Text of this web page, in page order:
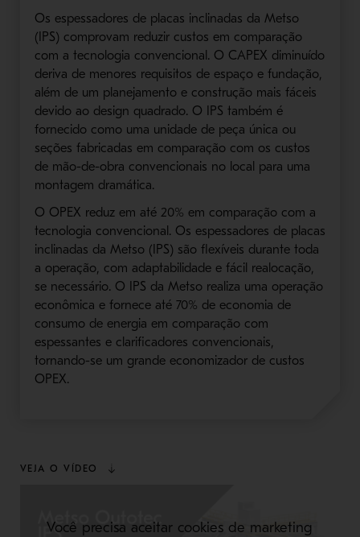
Os espessadores de placas inclinadas da Metso
(IPS) comprovam reduzir custos em comparação
com a tecnologia convencional. O CAPEX diminuído
deriva de menores requisitos de espaço e fundação,
além de um planejamento e construção mais fáceis
devido ao design quadrado. O IPS também é
fornecido como uma unidade de peça única ou
seções fabricadas em comparação com os custos
de mão-de-obra convencionais no local para uma
montagem dramática.
O OPEX reduz em até 20% em comparação com a
tecnologia convencional. Os espessadores de placas
inclinadas da Metso (IPS) são flexíveis durante toda
a operação, com adaptabilidade e fácil realocação,
se necessário. O IPS da Metso realiza uma operação
econômica e fornece até 70% de economia de
consumo de energia em comparação com
espessantes e clarificadores convencionais,
tornando-se um grande economizador de custos
OPEX.
VEJA O VÍDEO
Você precisa aceitar cookies de marketing